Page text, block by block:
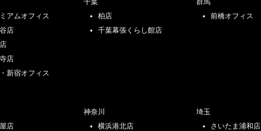
アムオフィス
店
店
新宿オフィス
千葉
柏店
千葉幕張くらし館店
群馬
前橋オフィス
店
神奈川
横浜港北店
埼玉
さいたま浦和店